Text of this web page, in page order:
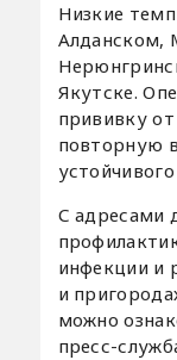
Низкие
Алданском,
Якутске.
прививку
повторную
С адресами
инфекции и
и
можно
пресс-